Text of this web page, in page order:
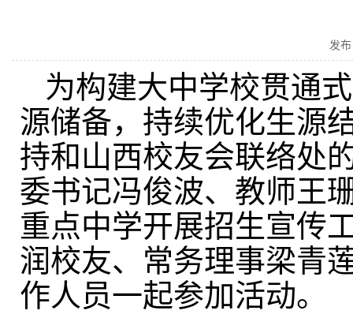
发
为构建大中学校贯通
源储备，持续优化生源
持和山西校友会联络处
委书记冯俊波、教师王
重点中学开展招生宣传
润校友、常务理事梁青
作人员一起参加活动。